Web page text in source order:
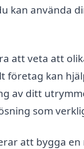
kan använda
att veta att
företag kan
av ditt
som
att bygga